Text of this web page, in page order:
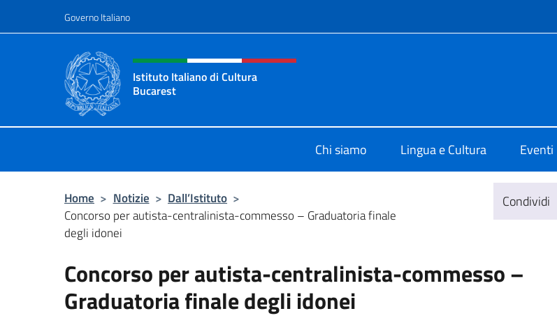
Governo Italiano
Intestazione sito, social e menù
Istituto Italiano di Cultura
Bucarest
Chi siamo Lingua e Cultura Eventi
Home > Notizie > Dall’Istituto >
Concorso per autista-centralinista-commesso – Graduatoria finale
degli idonei
Condividi
Concorso per autista-centralinista-commesso –
Graduatoria finale degli idonei